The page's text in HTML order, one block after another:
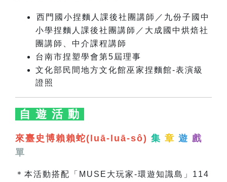
西門國小捏麵人課後社團講師 ／ 九份子國中
小學捏麵人課後社團講師 ／ 大成國中烘焙社
團講師、中介課程講師
台南市捏塑學會第5屆理事
文化部民間地方文化館巫家捏麵館-表演級
證照
自 遊 活 動
來臺史博賴賴蛇(luā-luā-sô) 集 章 遊 戲
單
＊本活動搭配「MUSE大玩家-環遊知識島」114